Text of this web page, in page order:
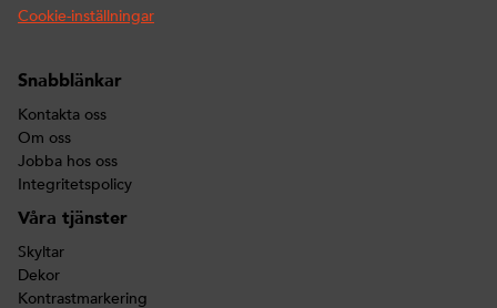
Cookie-inställningar
Snabblänkar
Kontakta oss
Om oss
Jobba hos oss
Integritetspolicy
Våra tjänster
Skyltar
Dekor
Kontrastmarkering